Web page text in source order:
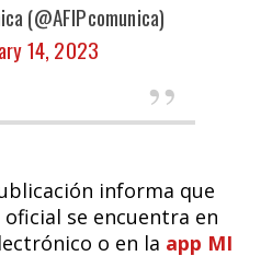
(@AFIPcomunica)
14, 2023
informa que
se encuentra en
o en la app MI